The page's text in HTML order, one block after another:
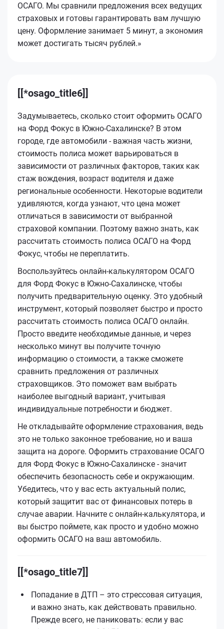
ОСАГО. Мы сравнили предложения всех ведущих
страховых и готовы гарантировать вам лучшую
цену. Оформление занимает 5 минут, а экономия
может достигать тысяч рублей.»
[[*osago_title6]]
Задумываетесь, сколько стоит оформить ОСАГО
на Форд Фокус в Южно-Сахалинске? В этом
городе, где автомобили - важная часть жизни,
стоимость полиса может варьироваться в
зависимости от различных факторов, таких как
стаж вождения, возраст водителя и даже
региональные особенности. Некоторые водители
удивляются, когда узнают, что цена может
отличаться в зависимости от выбранной
страховой компании. Поэтому важно знать, как
рассчитать стоимость полиса ОСАГО на Форд
Фокус, чтобы не переплатить.
Воспользуйтесь онлайн-калькулятором ОСАГО
для Форд Фокус в Южно-Сахалинске, чтобы
получить предварительную оценку. Это удобный
инструмент, который позволяет быстро и просто
рассчитать стоимость полиса ОСАГО онлайн.
Просто введите необходимые данные, и через
несколько минут вы получите точную
информацию о стоимости, а также сможете
сравнить предложения от различных
страховщиков. Это поможет вам выбрать
наиболее выгодный вариант, учитывая
индивидуальные потребности и бюджет.
Не откладывайте оформление страхования, ведь
это не только законное требование, но и ваша
защита на дороге. Оформить страхование ОСАГО
для Форд Фокус в Южно-Сахалинске - значит
обеспечить безопасность себе и окружающим.
Убедитесь, что у вас есть актуальный полис,
который защитит вас от финансовых потерь в
случае аварии. Начните с онлайн-калькулятора, и
вы быстро поймете, как просто и удобно можно
оформить ОСАГО на ваш автомобиль.
[[*osago_title7]]
Попадание в ДТП – это стрессовая ситуация,
и важно знать, как действовать правильно.
Прежде всего, не паниковать: если у вас